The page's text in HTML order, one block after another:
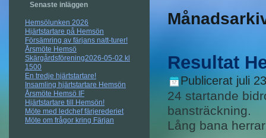
Senaste inläggen
Hemsölunken 2026
Hjärtstartare på Hemsön
Försämring av färjans natt-turer!
Årsmöte Hemsö
Skärgårdsförening2026-05-02 kl
1500
En tredje hjärtstartare!
Insamling hjärtstartare Hemsön
Årsmöte Hemsö IF
Hjärtstartare till Hemsön!
Möte med ledchef färjerederiet
Möte om frågor kring Färjan
Resultat
Publicerat juli
24 startande
bansträckning.
Lång bana herrar